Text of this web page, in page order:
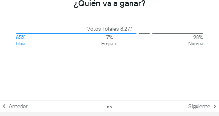
¿Quién va a ganar?
Votos Totales 8,277
65%
Libia
7%
Empate
28%
Nigeria
Anterior Siguiente